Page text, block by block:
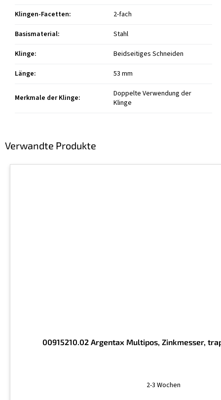
Verwandte Produkte
00915210.02 Argentax Multipos, Zinkmesser,
2-3 Wochen
Klingen-Facetten:
2-fach
Basismaterial:
Stahl
Klinge:
Beidseitiges Schneiden
Länge: 53 mm
Merkmale der Klinge:
Doppelte Verwendung der
Klinge